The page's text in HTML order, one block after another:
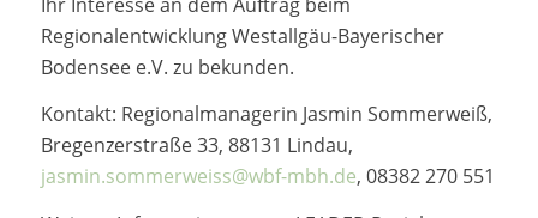
Regionalentwicklung Westallgäu-Bayerischer
Bodensee e.V. zu bekunden.
Kontakt: Regionalmanagerin Jasmin Sommerweiß,
Bregenzerstraße 33, 88131 Lindau,
jasmin.sommerweiss@wbf-mbh.de, 08382 270 551